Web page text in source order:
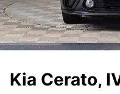
Kia Cerato,